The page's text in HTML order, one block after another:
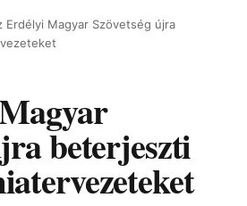
Erdélyi Magyar Szövetség újra
beterjeszti